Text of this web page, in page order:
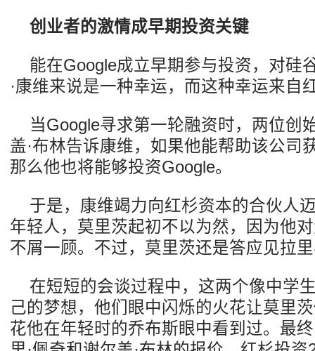
创业者的激情成早期投资关键
能在Google成立早期参与投资，对硅
·康维来说是一种幸运，而这种幸运来自
当Google寻求第一轮融资时，两位创
盖·布林告诉康维，如果他能帮助该公司
那么他也将能够投资Google。
于是，康维竭力向红杉资本的合伙人
年轻人，莫里茨起初不以为然，因为他
不屑一顾。不过，莫里茨还是答应见拉
在短短的会谈过程中，这两个像中学
己的梦想，他们眼中闪烁的火花让莫里
花他在年轻时的乔布斯眼中看到过。最